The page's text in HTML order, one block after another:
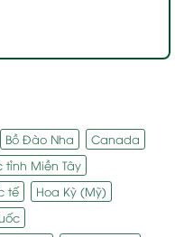
Bồ Đào Nha
Canada
tỉnh Miền Tây
tế
Hoa Kỳ (Mỹ)